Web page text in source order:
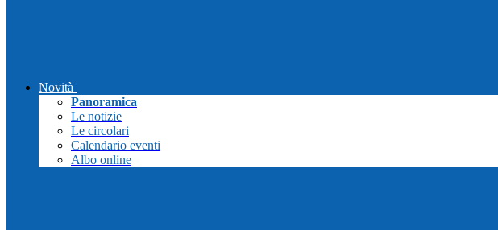
Novità
Panoramica
Le notizie
Le circolari
Calendario eventi
Albo online